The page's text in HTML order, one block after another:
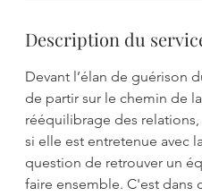
Description du
Devant l’élan de guérison
de partir sur le chemin de
rééquilibrage des
si elle est entretenue avec
question de retrouver un
faire ensemble. C'est dans